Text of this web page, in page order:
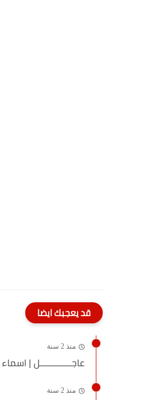
قد يعجبك ايضا
منذ 2 سنة
عاجـــــــــــــل | اسماء النهائية للـ 6000
منذ 2 سنة